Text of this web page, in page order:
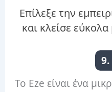
Επίλεξε την
και κλείσε
9.
Το Eze είναι ένα